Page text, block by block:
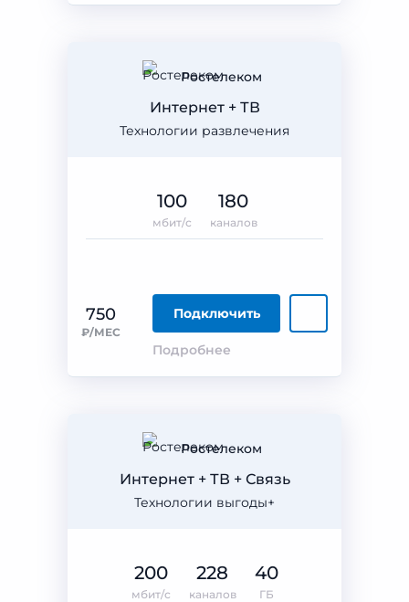
Ростелеком
Технологии развлечения
Интернет + ТВ
750
₽/МЕС
Подключить
Подробнее
100
мбит/с
180
каналов
Ростелеком
Технологии выгоды+
Интернет + ТВ + Связь
200
мбит/с
228
каналов
40
ГБ